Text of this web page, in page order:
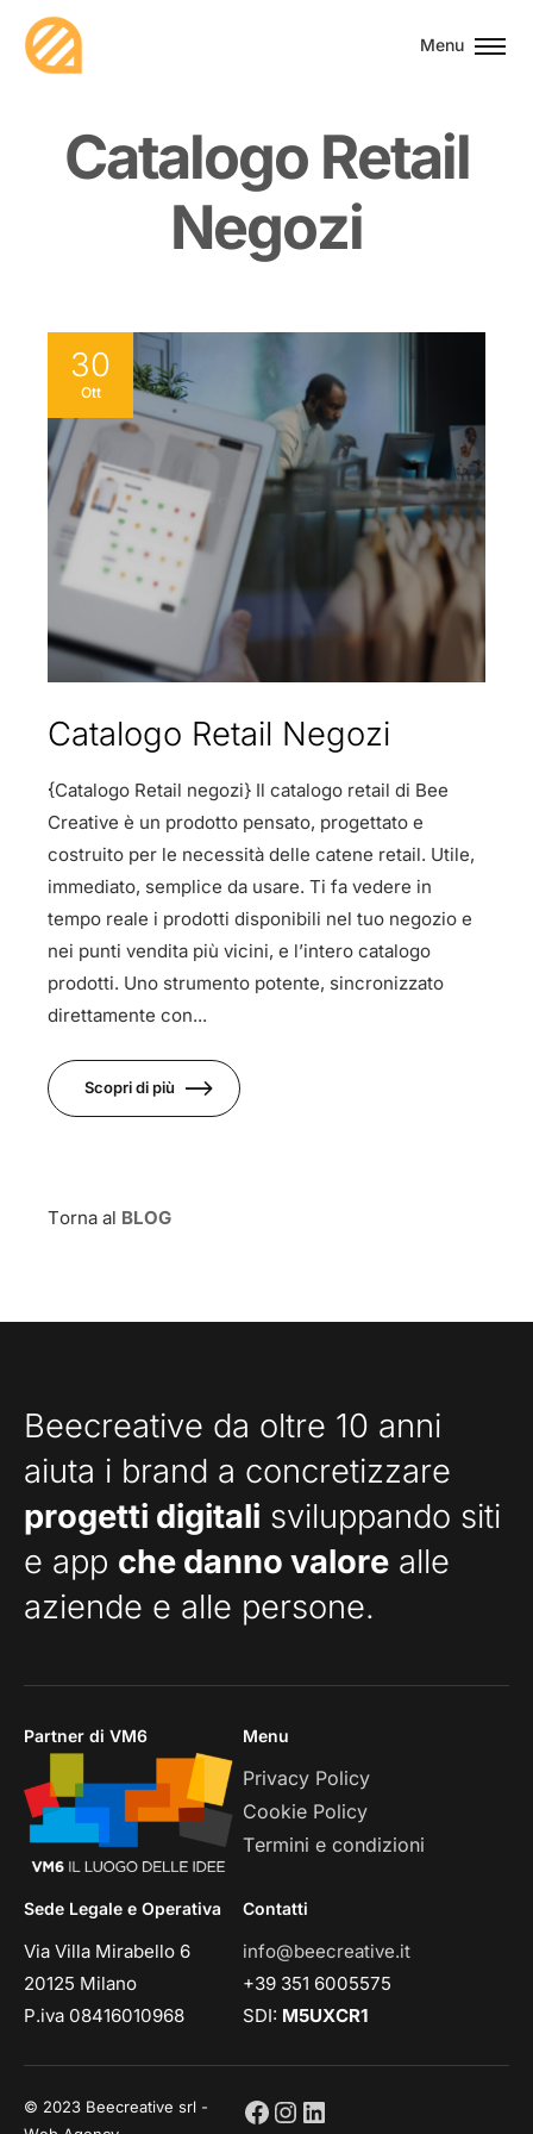
Menu
Catalogo Retail
Negozi
30
Ott
Catalogo Retail Negozi
{Catalogo Retail negozi} Il catalogo retail di Bee
Creative è un prodotto pensato, progettato e
costruito per le necessità delle catene retail. Utile,
immediato, semplice da usare. Ti fa vedere in
tempo reale i prodotti disponibili nel tuo negozio e
nei punti vendita più vicini, e l’intero catalogo
prodotti. Uno strumento potente, sincronizzato
direttamente con...
Scopri di più
Torna al BLOG
Beecreative da oltre 10 anni
aiuta i brand a concretizzare
progetti digitali sviluppando siti
e app che danno valore alle
aziende e alle persone.
Partner di VM6 Menu
Privacy Policy
Cookie Policy
Termini e condizioni
Sede Legale e Operativa
Via Villa Mirabello 6
20125 Milano
P.iva 08416010968
Contatti
info@beecreative.it
+39 351 6005575
SDI: M5UXCR1
© 2023 Beecreative srl -